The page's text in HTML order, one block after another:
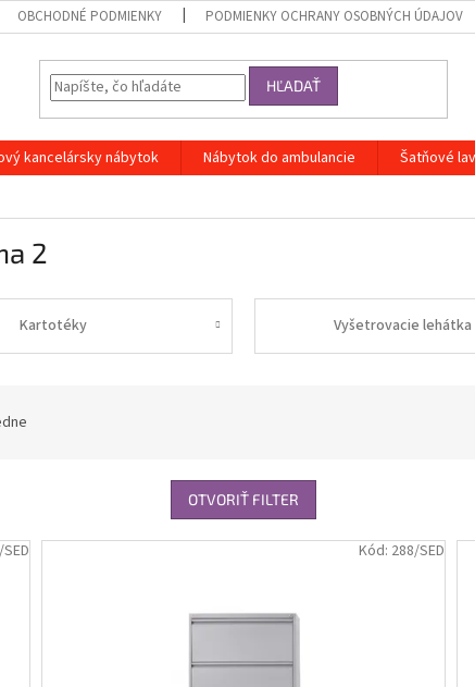
OBCHODNÉ PODMIENKY PODMIENKY OCHRANY OSOBNÝCH ÚDAJOV
HĽADAŤ
kancelársky nábytok Nábytok do ambulancie Šatňové
2
Kartotéky Vyšetrovacie lehátka
OTVORIŤ FILTER
Kód: 288/SED